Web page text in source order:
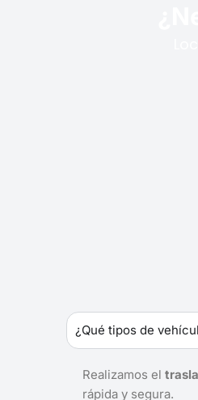
¿Qué tipos de
Realizamos el
rápida y segura.